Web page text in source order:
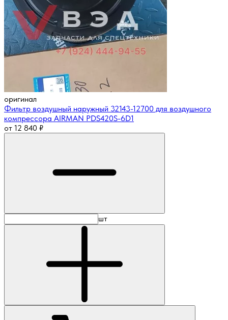
оригинал
Фильтр воздушный наружный 32143-12700 для воздушного
компрессора AIRMAN PDS420S-6D1
от 12 840 ₽
шт